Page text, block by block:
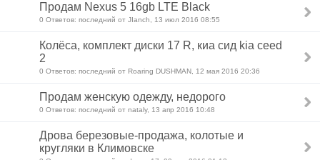
Продам Nexus 5 16gb LTE Black
0 Ответов: последний от JIanch, 13 июл 2016 08:55
Колёса, комплект диски 17 R, киа сид kia ceed
2
0 Ответов: последний от Roaring DUSHMAN, 12 мая 2016 20:36
Продам женскую одежду, недорого
0 Ответов: последний от nataly, 13 апр 2016 10:48
Дрова березовые-продажа, колотые и
кругляки в Климовске